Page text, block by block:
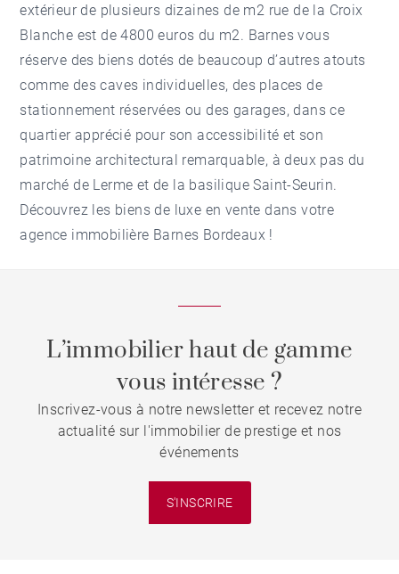
extérieur de plusieurs dizaines de m2 rue de la Croix
Blanche est de 4800 euros du m2. Barnes vous
réserve des biens dotés de beaucoup d’autres atouts
comme des caves individuelles, des places de
stationnement réservées ou des garages, dans ce
quartier apprécié pour son accessibilité et son
patrimoine architectural remarquable, à deux pas du
marché de Lerme et de la basilique Saint-Seurin.
Découvrez les biens de luxe en vente dans votre
agence immobilière Barnes Bordeaux !
L’immobilier haut de gamme
vous intéresse ?
Inscrivez-vous à notre newsletter et recevez notre
actualité sur l'immobilier de prestige et nos
événements
S'INSCRIRE